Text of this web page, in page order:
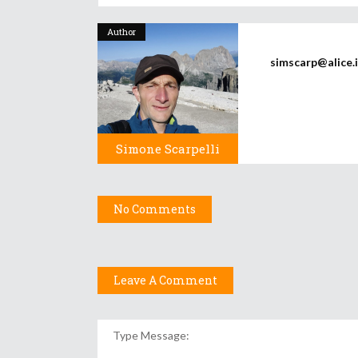
Author
Simone Scarpelli
No Comments
Leave A Comment